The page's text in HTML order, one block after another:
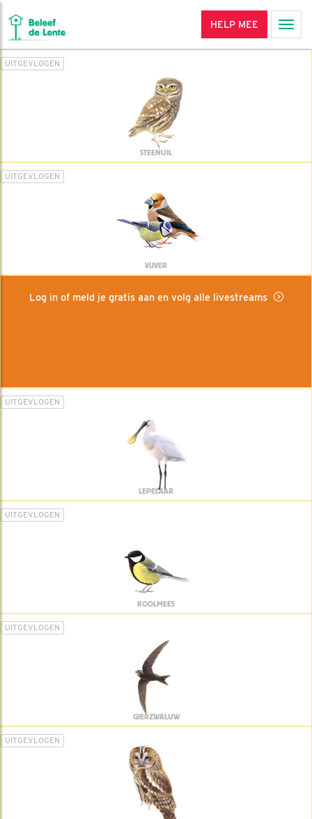
HELP MEE
UITGEVLOGEN
STEENUIL
UITGEVLOGEN
VIJVER
Log in of meld je gratis aan en volg alle livestreams
UITGEVLOGEN
LEPELAAR
UITGEVLOGEN
KOOLMEES
UITGEVLOGEN
GIERZWALUW
UITGEVLOGEN